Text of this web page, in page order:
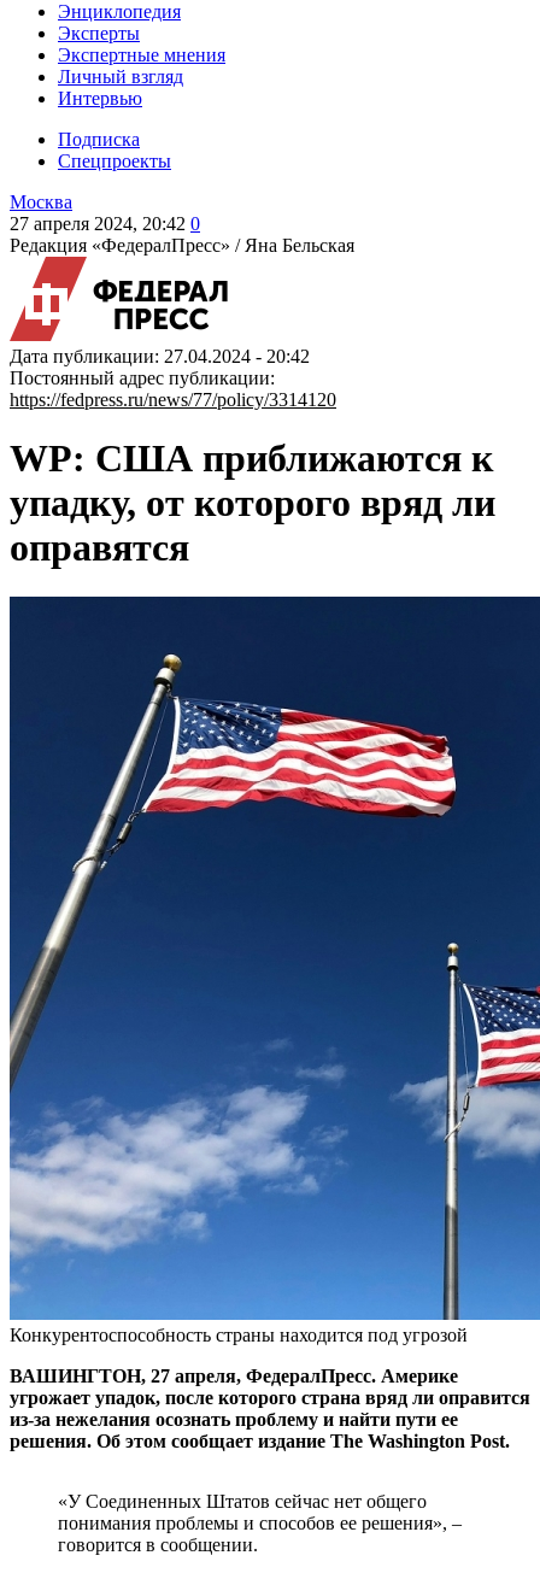
Энциклопедия
Эксперты
Экспертные мнения
Личный взгляд
Интервью
Подписка
Спецпроекты
Москва
27 апреля 2024, 20:42 0
Редакция «ФедералПресс» / Яна Бельская
Дата публикации: 27.04.2024 - 20:42
Постоянный адрес публикации:
https://fedpress.ru/news/77/policy/3314120
WP: США приближаются к
упадку, от которого вряд ли
оправятся
Конкурентоспособность страны находится под угрозой
ВАШИНГТОН, 27 апреля, ФедералПресс. Америке
угрожает упадок, после которого страна вряд ли оправится
из-за нежелания осознать проблему и найти пути ее
решения. Об этом сообщает издание The Washington Post.
«У Соединенных Штатов сейчас нет общего
понимания проблемы и способов ее решения», –
говорится в сообщении.